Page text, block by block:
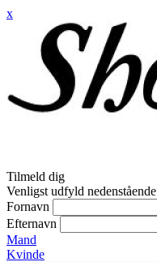
x
Tilmeld dig
Venligst udfyld nedenstående
Fornavn
Efternavn
Mand
Kvinde